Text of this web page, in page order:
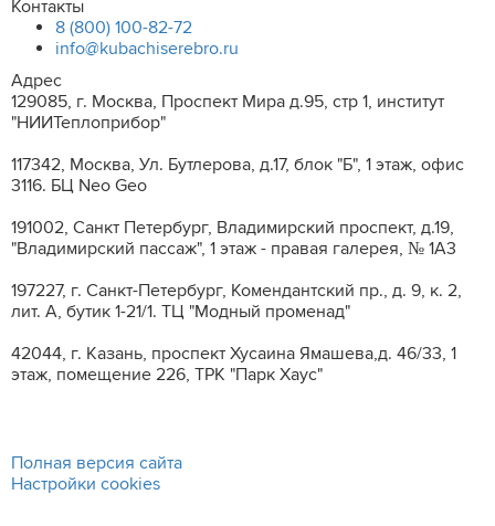
Контакты
8 (800) 100-82-72
info@kubachiserebro.ru
Адрес
129085, г. Москва, Проспект Мира д.95, стр 1, институт
"НИИТеплоприбор"
117342, Москва, Ул. Бутлерова, д.17, блок "Б", 1 этаж, офис
3116. БЦ Neo Geo
191002, Санкт Петербург, Владимирский проспект, д.19,
"Владимирский пассаж", 1 этаж - правая галерея, № 1А3
197227, г. Санкт-Петербург, Комендантский пр., д. 9, к. 2,
лит. A, бутик 1-21/1. ТЦ "Модный променад"
42044, г. Казань, проспект Хусаина Ямашева,д. 46/33, 1
этаж, помещение 226, ТРК "Парк Хаус"
Полная версия сайта
Настройки cookies